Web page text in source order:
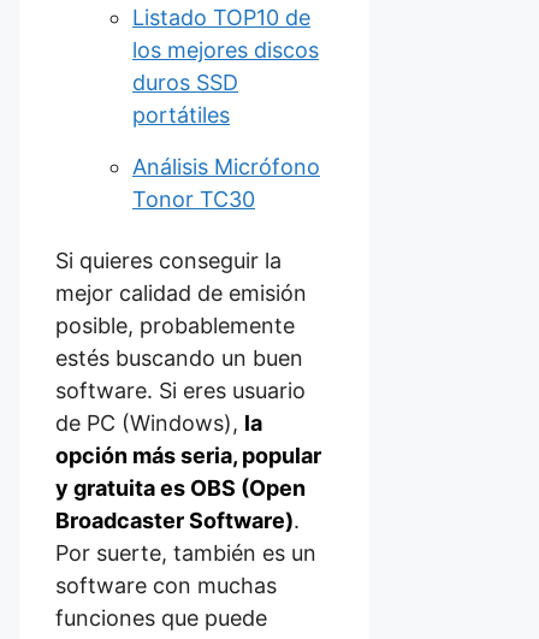
Listado TOP10 de
los mejores discos
duros SSD
portátiles
Análisis Micrófono
Tonor TC30
Si quieres conseguir la
mejor calidad de emisión
posible, probablemente
estés buscando un buen
software. Si eres usuario
de PC (Windows), la
opción más seria, popular
y gratuita es OBS (Open
Broadcaster Software).
Por suerte, también es un
software con muchas
funciones que puede